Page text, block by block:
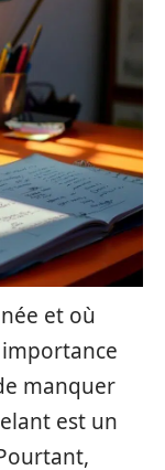
et où
manquer
est un